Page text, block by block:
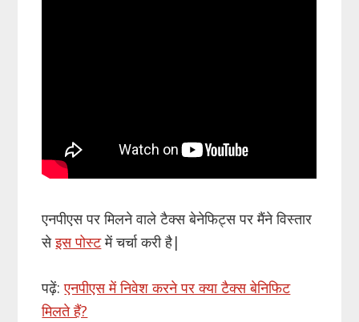
एनपीएस पर मिलने वाले टैक्स बेनेफिट्स पर मैंने विस्तार
सेइस पोस्टमें चर्चा करी है|
पढ़ें:एनपीएस में निवेश करने पर क्या टैक्स बेनिफिट
मिलते हैं?